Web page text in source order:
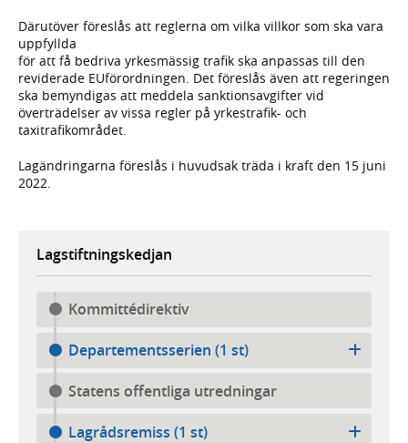
Därutöver föreslås att reglerna om vilka villkor som ska vara
uppfyllda
för att få bedriva yrkesmässig trafik ska anpassas till den
reviderade EUförordningen. Det föreslås även att regeringen
ska bemyndigas att meddela sanktionsavgifter vid
överträdelser av vissa regler på yrkestrafik- och
taxitrafikområdet.
Lagändringarna föreslås i huvudsak träda i kraft den 15 juni
2022.
Lagstiftningskedjan
Kommittédirektiv
Departementsserien (1 st)
Statens offentliga utredningar
Lagrådsremiss (1 st)